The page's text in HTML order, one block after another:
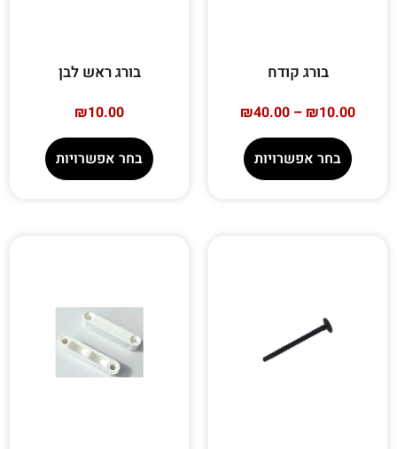
בורג קודח
₪10.00
–
₪40.00
בחר אפשרויות
בורג ראש לבן
₪10.00
בחר אפשרויות